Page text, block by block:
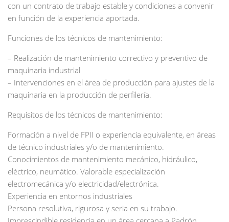
con un contrato de trabajo estable y condiciones a convenir
en función de la experiencia aportada.
Funciones de los técnicos de mantenimiento:
– Realización de mantenimiento correctivo y preventivo de
maquinaria industrial
– Intervenciones en el área de producción para ajustes de la
maquinaria en la producción de perfilería.
Requisitos de los técnicos de mantenimiento:
Formación a nivel de FPII o experiencia equivalente, en áreas
de técnico industriales y/o de mantenimiento.
Conocimientos de mantenimiento mecánico, hidráulico,
eléctrico, neumático. Valorable especialización
electromecánica y/o electricidad/electrónica.
Experiencia en entornos industriales
Persona resolutiva, rigurosa y seria en su trabajo.